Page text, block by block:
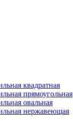
квадратная
прямоугольная
овальная
нержавеющая